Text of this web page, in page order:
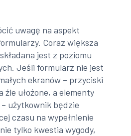
uwagę na aspekt
Coraz większa
jest z poziomu
Jeśli formularz nie jest
ekranów – przyciski
źle ułożone, a elementy
użytkownik będzie
czasu na wypełnienie
tylko kwestia wygody,